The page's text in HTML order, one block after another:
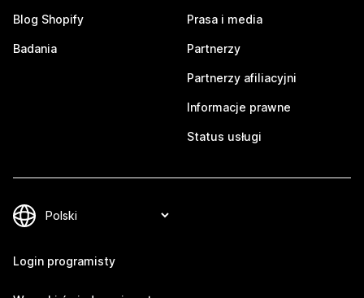
Blog Shopify
Badania
Prasa i media
Partnerzy
Partnerzy afiliacyjni
Informacje prawne
Status usługi
Login programisty